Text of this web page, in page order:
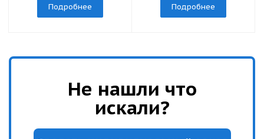
Подробнее Подробнее
Не нашли что
искали?